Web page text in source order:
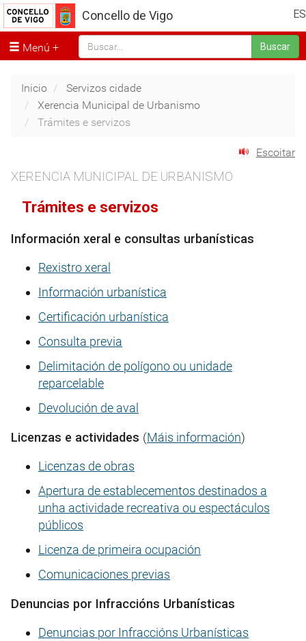
ES
Concello de Vigo
Menú Buscar
Inicio
Servizos cidade
Xerencia Municipal de Urbanismo
Trámites e servizos
Escoitar
XERENCIA MUNICIPAL DE URBANISMO
Trámites e servizos
Información xeral e consultas urbanísticas
Rexistro xeral
Información urbanística
Certificación urbanística
Consulta previa
Delimitación de polígono ou unidade
reparcelable
Devolución de aval
Licenzas e actividades (Máis información)
Licenzas de obras
Apertura de establecementos destinados a
unha actividade recreativa ou espectáculos
públicos
Licenza de primeira ocupación
Comunicaciones previas
Denuncias por Infraccións Urbanísticas
Denuncias por Infraccións Urbanísticas